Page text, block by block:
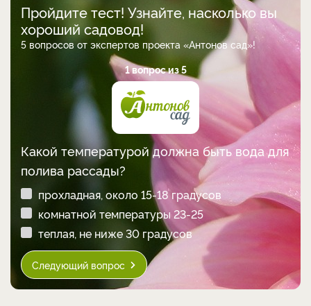
Пройдите тест! Узнайте, насколько вы
хороший садовод!
5 вопросов от экспертов проекта «Антонов сад»!
1 вопрос из 5
Какой температурой должна быть вода для
полива рассады?
прохладная, около 15-18 градусов
комнатной температуры 23-25
теплая, не ниже 30 градусов
Следующий вопрос